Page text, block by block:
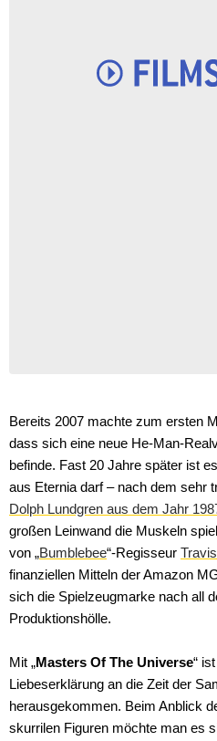
Bereits 2007 machte zum ersten
dass sich eine neue He-Man-
befinde. Fast 20 Jahre später ist
aus Eternia darf – nach dem sehr
Dolph Lundgren aus dem Jahr
großen Leinwand die Muskeln
von „Bumblebee“-Regisseur
finanziellen Mitteln der Amazon
sich die Spielzeugmarke nach all
Produktionshölle.
Mit „Masters Of The Universe“
Liebeserklärung an die Zeit der
herausgekommen. Beim Anblick
skurrilen Figuren möchte man es
Amazon